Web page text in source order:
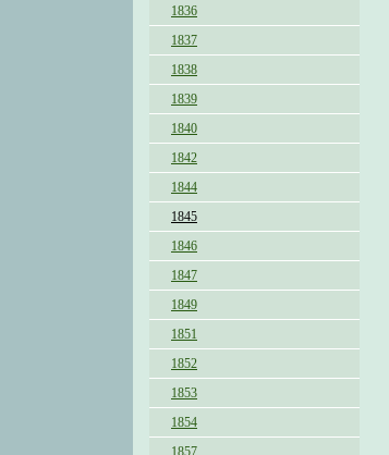
1836
1837
1838
1839
1840
1842
1844
1845
1846
1847
1849
1851
1852
1853
1854
1857